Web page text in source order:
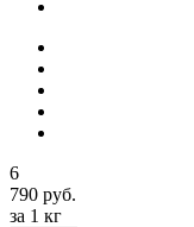
6
790 руб.
за 1 кг